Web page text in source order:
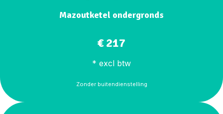
Mazoutketel ondergronds
€ 217
* excl btw
Zonder buitendienstelling